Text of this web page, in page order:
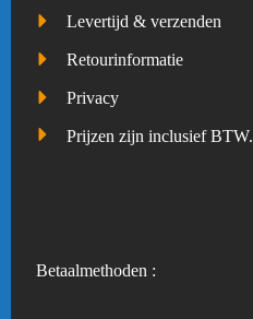
Levertijd & verzenden
Retourinformatie
Privacy
Prijzen zijn inclusief BTW.
Betaalmethoden :